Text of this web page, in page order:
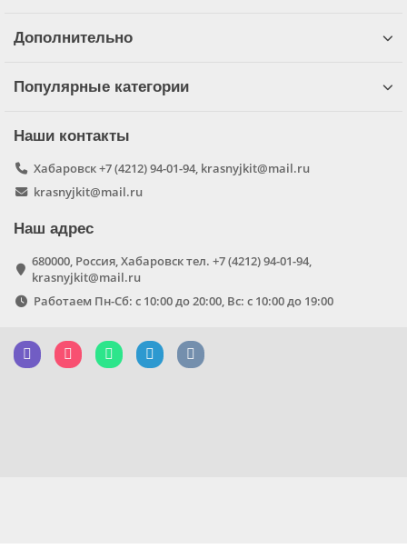
Дополнительно
Популярные категории
Наши контакты
Хабаровск +7 (4212) 94-01-94, krasnyjkit@mail.ru
krasnyjkit@mail.ru
Наш адрес
680000, Россия, Хабаровск тел. +7 (4212) 94-01-94,
krasnyjkit@mail.ru
Работаем Пн-Сб: с 10:00 до 20:00, Вс: с 10:00 до 19:00